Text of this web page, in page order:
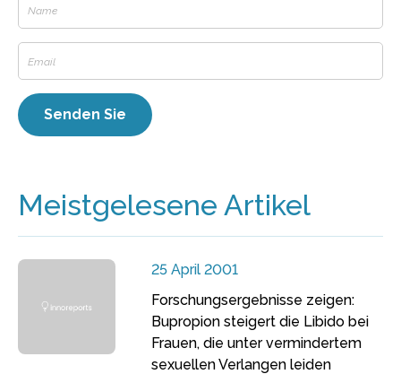
Meistgelesene Artikel
25 April 2001
Forschungsergebnisse zeigen:
Bupropion steigert die Libido bei
Frauen, die unter vermindertem
sexuellen Verlangen leiden